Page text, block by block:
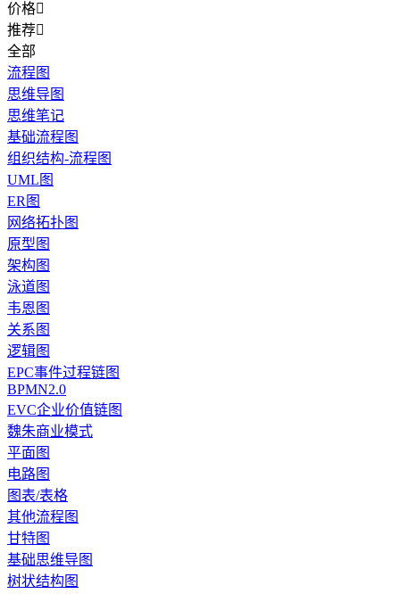
价格
推荐
全部
流程图
思维导图
思维笔记
基础流程图
组织结构-流程图
UML图
ER图
网络拓扑图
原型图
架构图
泳道图
韦恩图
关系图
逻辑图
EPC事件过程链图
BPMN2.0
EVC企业价值链图
魏朱商业模式
平面图
电路图
图表/表格
其他流程图
甘特图
基础思维导图
树状结构图